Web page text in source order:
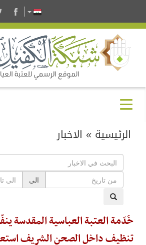
الرئيسية » الاخبار
الى
خَدَمة العتبة العباسية المقدسة
تنظيف داخل الصحن الشريف